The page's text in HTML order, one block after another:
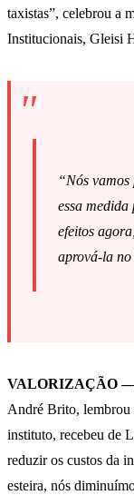
taxistas”, celebrou a
Institucionais, Gleisi
“Nós
essa
efeitos
aprová-la
VALORIZAÇÃO
André Brito, lembrou
instituto, recebeu de
reduzir os custos da
esteira, nós